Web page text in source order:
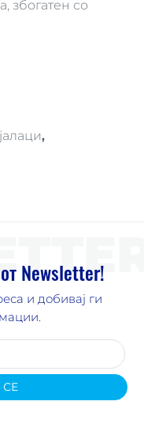
збогатен со
,
Newsletter!
и добивај ги
СЕ